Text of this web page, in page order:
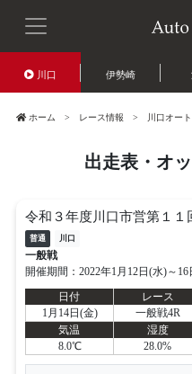
川口 伊勢崎
ホーム レース情報 川口オート
出走表・オ
令和３年度川口市営第１１
普通 川口
一般戦
開催期間：2022年1月12日(水)～
日付
レース
1月14日(金)
一般戦4R
気温
湿度
8.0℃
28.0%